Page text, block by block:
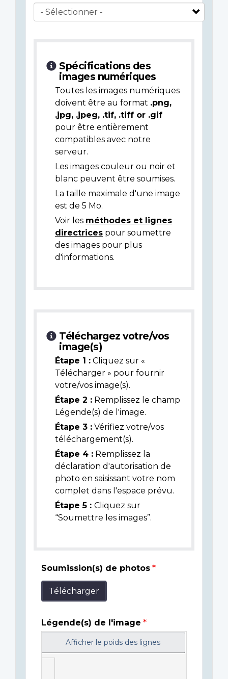
Spécifications des
images numériques
Toutes les images numériques
doivent être au format .png,
.jpg, .jpeg, .tif, .tiff or .gif
pour être entièrement
compatibles avec notre
serveur.
Les images couleur ou noir et
blanc peuvent être soumises.
La taille maximale d'une image
est de 5 Mo.
Voir les méthodes et lignes
directrices pour soumettre
des images pour plus
d'informations.
Téléchargez votre/vos
image(s)
Étape 1 : Cliquez sur «
Télécharger » pour fournir
votre/vos image(s).
Étape 2 : Remplissez le champ
Légende(s) de l'image.
Étape 3 : Vérifiez votre/vos
téléchargement(s).
Étape 4 : Remplissez la
déclaration d'autorisation de
photo en saisissant votre nom
complet dans l'espace prévu.
Étape 5 : Cliquez sur
“Soumettre les images”.
Soumission(s) de photos
Télécharger
Légende(s) de l'image
Afficher le poids des lignes